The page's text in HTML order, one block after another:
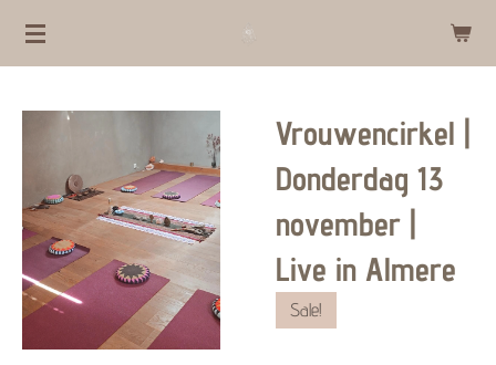
Ga
Vrouwencirkel |
Donderdag 13
november |
Live in Almere
Sale!